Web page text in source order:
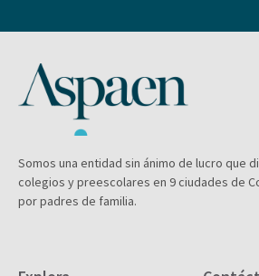
Somos una entidad sin ánimo de lucro que
colegios y preescolares en 9 ciudades de
por padres de familia.